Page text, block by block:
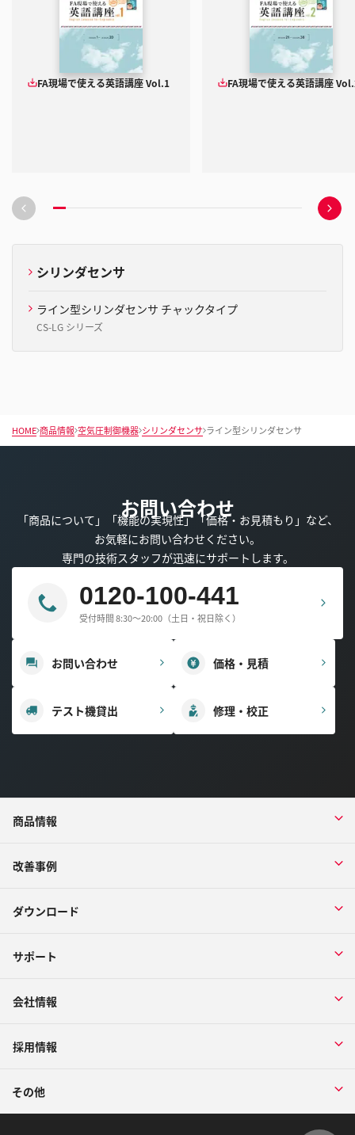
FA現場で使える英語講座 Vol.1 FA現場で使える英語講座
前
イ
ド
移
動
次
シリンダセンサ
ライン型シリンダセンサ チャックタイプ
CS-LG シリーズ
HOME 商品情報 空気圧制御機器 シリンダセンサ ライン型シリンダセンサ
お問い合わせ
「商品について」「機能の実現性」「価格・お見積もり」など、
お気軽にお問い合わせください。
専門の技術スタッフが迅速にサポートします。
0120-100-441
受付時間 8:30～20:00（土日・祝日除く）
お問い合わせ 価格・見積
テスト機貸出 修理・校正
商品情報
改善事例
ダウンロード
サポート
会社情報
採用情報
その他